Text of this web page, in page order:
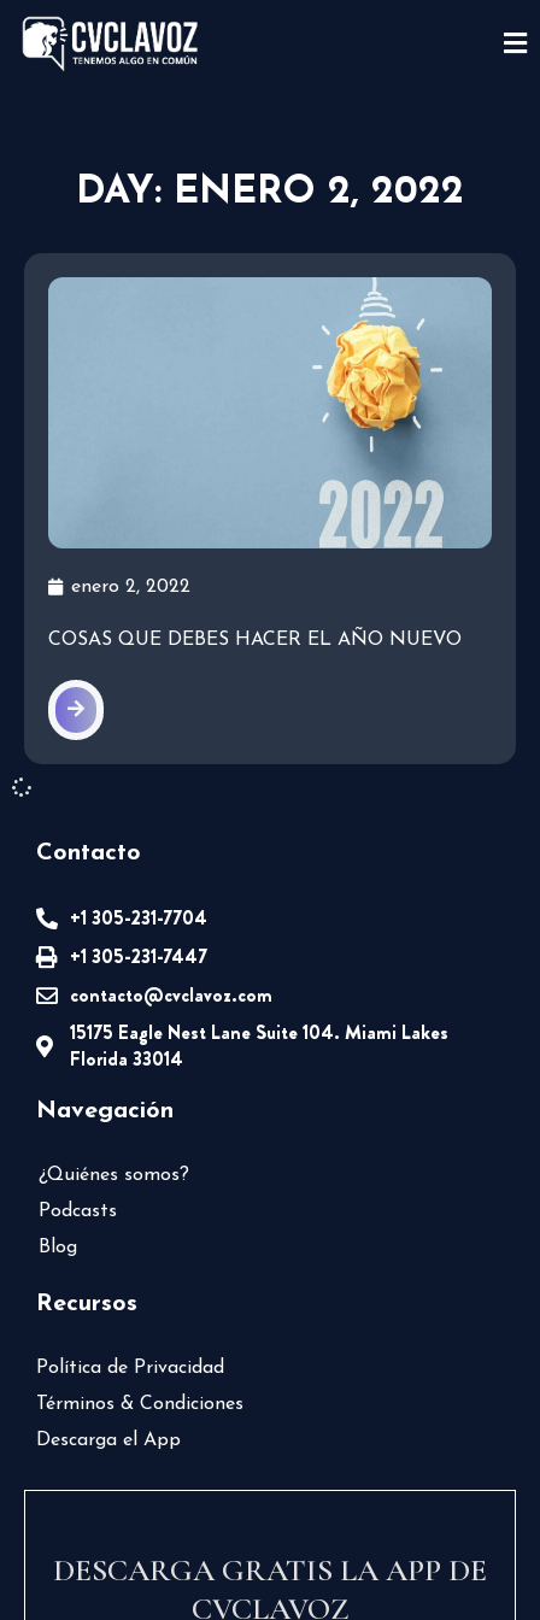
DAY: ENERO 2, 2022
enero 2, 2022
COSAS QUE DEBES HACER EL AÑO NUEVO
Contacto
+1 305-231-7704
+1 305-231-7447
contacto@cvclavoz.com
15175 Eagle Nest Lane Suite 104. Miami Lakes
Florida 33014
Navegación
¿Quiénes somos?
Podcasts
Blog
Recursos
Política de Privacidad
Términos & Condiciones
Descarga el App
DESCARGA GRATIS LA APP DE
CVCLAVOZ